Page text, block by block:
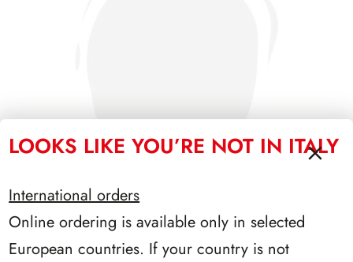
PRESIDENZA NAPOLITANO 2006/2013
LOOKS LIKE YOU’RE NOT IN ITALY
International orders
Online ordering is available only in selected
European countries. If your country is not